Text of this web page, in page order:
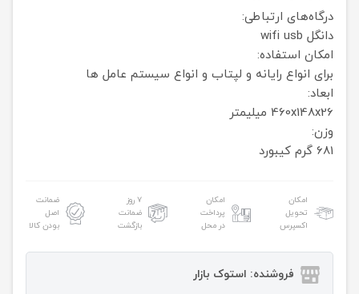
درگاه‌های ارتباطی:
دانگل wifi usb
امکان استفاده:
برای انواع رایانه و لپتاب و انواع سیستم عامل ها
ابعاد:
460x148x26 میلیمتر
وزن:
681 گرم کیبورد
امکان
تحویل
اکسپرس
امکان
پرداخت
در محل
۷ روز
ضمانت
بازگشت
ضمانت
اصل
بودن کالا
فروشنده: استوک بازار